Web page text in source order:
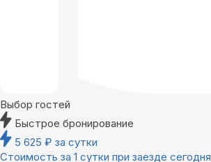
Выбор гостей
Быстрое бронирование
5 625 ₽ за сутки
Стоимость за 1 сутки при заезде сегодня